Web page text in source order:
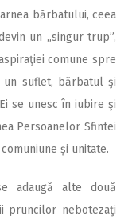
bărbatului, ceea
un „singur trup”,
comune spre
suflet, bărbatul şi
se unesc în iubire şi
Persoanelor Sfintei
şi unitate.
adaugă alte două
pruncilor nebotezaţi